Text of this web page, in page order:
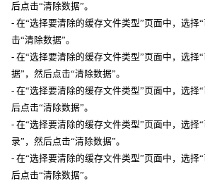
后点击“清除数据”。
- 在“选择要清除的缓存文件类型”页面中，选择
击“清除数据”。
- 在“选择要清除的缓存文件类型”页面中，选择
据”，然后点击“清除数据”。
- 在“选择要清除的缓存文件类型”页面中，选择
后点击“清除数据”。
- 在“选择要清除的缓存文件类型”页面中，选择
录”，然后点击“清除数据”。
- 在“选择要清除的缓存文件类型”页面中，选择
后点击“清除数据”。